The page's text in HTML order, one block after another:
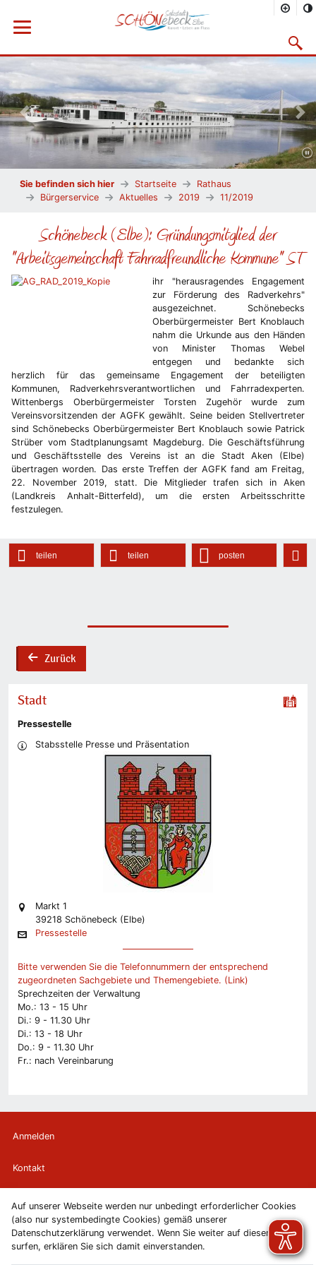
Auf unserer Webseite werden nur unbedingt erforderlicher Cookies
(also nur systembedingte Cookies) gemäß unserer
Datenschutzerklärung verwendet. Wenn Sie weiter auf diesen Seiten
surfen, erklären Sie sich damit einverstanden.
Menü öffnen
Vorheriges Bild
Sie befinden sich hier Startseite
Rathaus
Bürgerservice
Aktuelles 2019 11/2019
Schönebeck (Elbe): Gründungsmitglied der
"Arbeitsgemeinschaft Fahrradfreundliche Kommune" ST
ihr "herausragendes Engagement
zur Förderung des Radverkehrs"
ausgezeichnet. Schönebecks
Oberbürgermeister Bert Knoblauch
nahm die Urkunde aus den Händen
von Minister Thomas Webel
entgegen und bedankte sich
herzlich für das gemeinsame Engagement der beteiligten
Kommunen, Radverkehrsverantwortlichen und Fahrradexperten.
Wittenbergs Oberbürgermeister Torsten Zugehör wurde zum
Vereinsvorsitzenden der AGFK gewählt. Seine beiden Stellvertreter
sind Schönebecks Oberbürgermeister Bert Knoblauch sowie Patrick
Strüber vom Stadtplanungsamt Magdeburg. Die Geschäftsführung
und Geschäftsstelle des Vereins ist an die Stadt Aken (Elbe)
übertragen worden. Das erste Treffen der AGFK fand am Freitag,
22. November 2019, statt. Die Mitglieder trafen sich in Aken
(Landkreis Anhalt-Bitterfeld), um die ersten Arbeitsschritte
festzulegen.
teilen teilen posten
backZurück
Stadt
Pressestelle
Stabsstelle Presse und Präsentation
Markt 1
39218 Schönebeck (Elbe)
Pressestelle
Bitte verwenden Sie die Telefonnummern der entsprechend
zugeordneten Sachgebiete und Themengebiete. (Link)
Sprechzeiten der Verwaltung
Mo.: 13 - 15 Uhr
Di.: 9 - 11.30 Uhr
Di.: 13 - 18 Uhr
Do.: 9 - 11.30 Uhr
Fr.: nach Vereinbarung
Anmelden
Kontakt
Newsletterabmeldung
Impressum